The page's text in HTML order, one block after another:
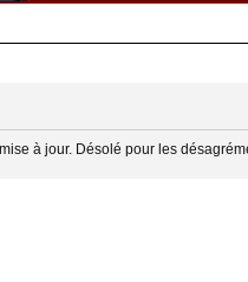
à jour. Désolé pour les